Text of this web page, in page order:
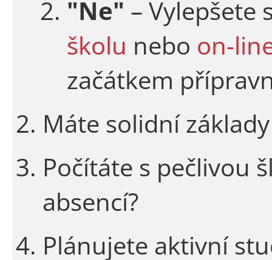
"Ne" – Vylepšete
školu nebo on-
začátkem
Máte solidní
Počítáte s pečlivou
absencí?
Plánujete aktivní